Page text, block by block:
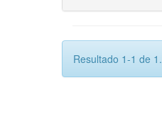
Resultado 1-1 de 1.